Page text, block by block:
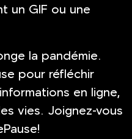
un GIF ou une
la pandémie.
pour réfléchir
en ligne,
vies. Joignez-vous